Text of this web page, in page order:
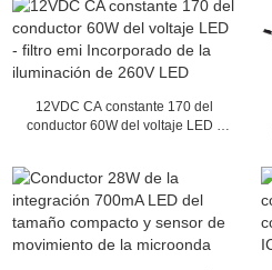
12VDC CA constante 170 del
conductor 60W del voltaje LED -